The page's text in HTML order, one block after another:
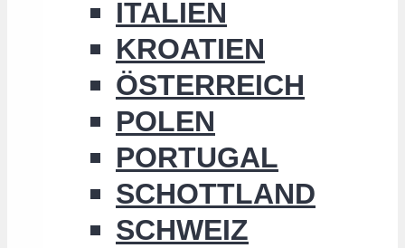
ITALIEN
KROATIEN
ÖSTERREICH
POLEN
PORTUGAL
SCHOTTLAND
SCHWEIZ